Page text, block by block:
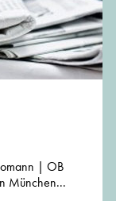
| OB
München...